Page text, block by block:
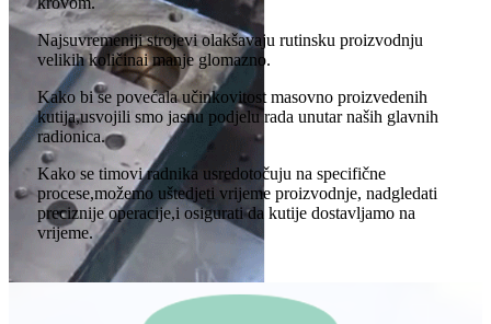
Najsuvremeniji strojevi olakšavaju rutinsku proizvodnju
velikih količinai manje glomazno.
Kako bi se povećala učinkovitost masovno proizvedenih
kutija,usvojili smo jasnu podjelu rada unutar naših glavnih
radionica.
Kako se timovi radnika usredotočuju na specifične
procese,možemo uštedjeti vrijeme proizvodnje, nadgledati
preciznije operacije,i osigurati da kutije dostavljamo na
vrijeme.